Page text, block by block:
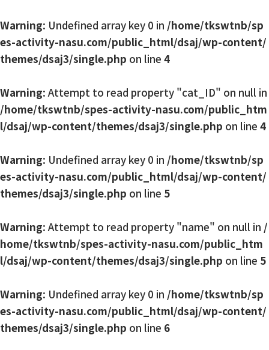
Warning: Undefined array key 0 in /home/tkswtnb/sp
es-activity-nasu.com/public_html/dsaj/wp-content/
themes/dsaj3/single.php on line 4
Warning: Attempt to read property "cat_ID" on null in
/home/tkswtnb/spes-activity-nasu.com/public_htm
l/dsaj/wp-content/themes/dsaj3/single.php on line 4
Warning: Undefined array key 0 in /home/tkswtnb/sp
es-activity-nasu.com/public_html/dsaj/wp-content/
themes/dsaj3/single.php on line 5
Warning: Attempt to read property "name" on null in /
home/tkswtnb/spes-activity-nasu.com/public_htm
l/dsaj/wp-content/themes/dsaj3/single.php on line 5
Warning: Undefined array key 0 in /home/tkswtnb/sp
es-activity-nasu.com/public_html/dsaj/wp-content/
themes/dsaj3/single.php on line 6